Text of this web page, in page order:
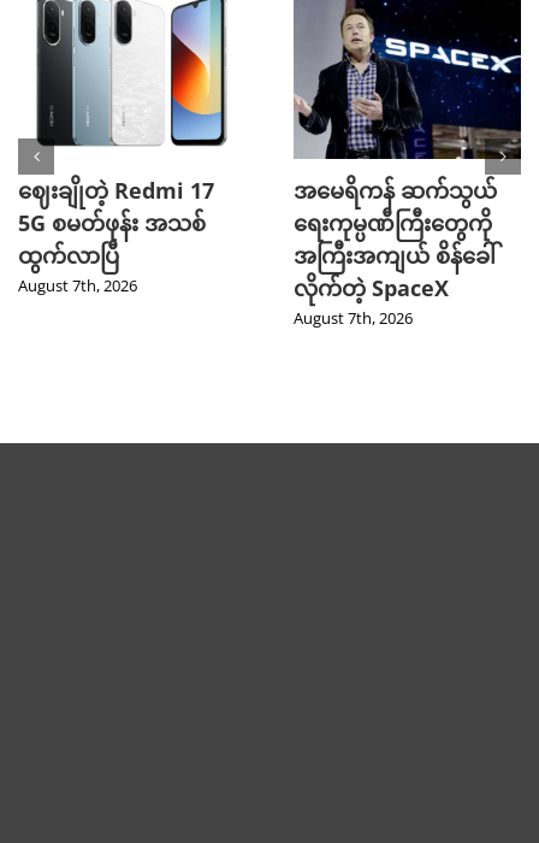
ဈေးချိုတဲ့ Redmi 17
5G စမတ်ဖုန်း အသစ်
ထွက်လာပြီ
August 7th, 2026
အမေရိကန် ဆက်သွယ်
ရေးကုမ္ပဏီကြီးတွေကို
အကြီးအကျယ် စိန်ခေါ်
လိုက်တဲ့ SpaceX
August 7th, 2026